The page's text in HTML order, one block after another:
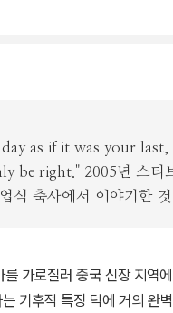
내하고 있다.
as if it was your last,
be right." 2005년 스티
식 축사에서 이야기한 것
가로질러 중국 신장 지역
기후적 특징 덕에 거의 완